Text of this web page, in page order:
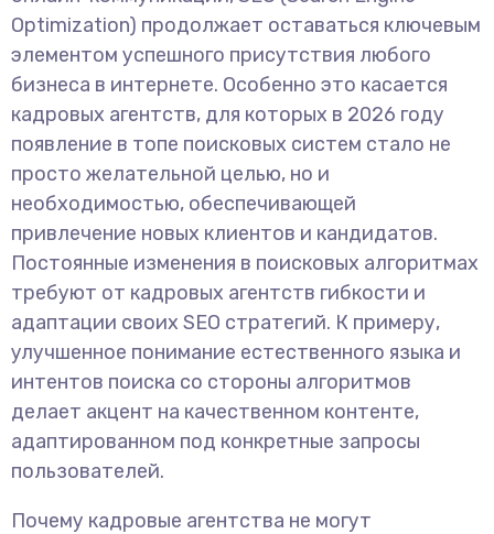
Optimization) продолжает оставаться ключевым
элементом успешного присутствия любого
бизнеса в интернете. Особенно это касается
кадровых агентств, для которых в 2026 году
появление в топе поисковых систем стало не
просто желательной целью, но и
необходимостью, обеспечивающей
привлечение новых клиентов и кандидатов.
Постоянные изменения в поисковых алгоритмах
требуют от кадровых агентств гибкости и
адаптации своих SEO стратегий. К примеру,
улучшенное понимание естественного языка и
интентов поиска со стороны алгоритмов
делает акцент на качественном контенте,
адаптированном под конкретные запросы
пользователей.
Почему кадровые агентства не могут